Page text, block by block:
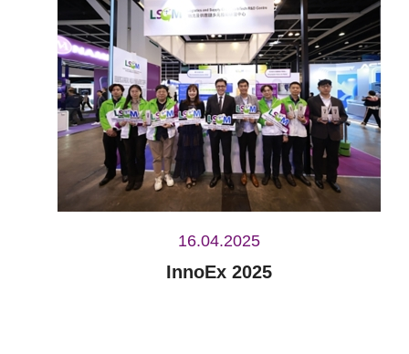
16.04.2025
InnoEx 2025